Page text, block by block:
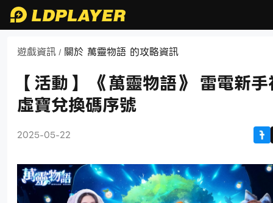
遊戲資訊 / 關於 萬靈物語 的攻略資訊
【活動】 《萬靈物語》 雷電新
虛寶兌換碼序號
2025-05-22